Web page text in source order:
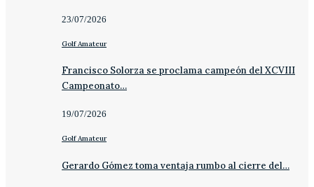
23/07/2026
Golf Amateur
Francisco Solorza se proclama campeón del XCVIII
Campeonato…
19/07/2026
Golf Amateur
Gerardo Gómez toma ventaja rumbo al cierre del…